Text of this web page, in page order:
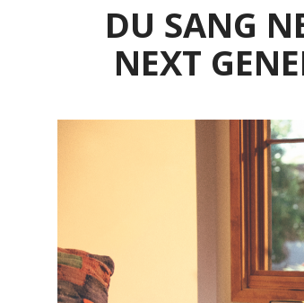
DU SANG
NEXT